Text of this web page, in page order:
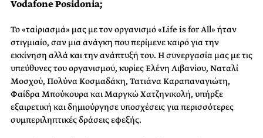
Vodafone Posidonia;
Το «ταίριασμά» μας με τον οργανισμό «Life is for All» ήταν
στιγμιαίο, σαν μια ανάγκη που περίμενε καιρό για την
εκκίνηση αλλά και την ανάπτυξή του. Η συνεργασία μας με τις
υπεύθυνες του οργανισμού, κυρίες Ελένη Λιβανίου, Ναταλί
Μοσχού, Πολύνα Κοσμαδάκη, Τατιάνα Καραπαναγιώτη,
Φαίδρα Μπούκουρα και Μαργκώ Χατζηνικολή, υπήρξε
εξαιρετική και δημιούργησε υποσχέσεις για περισσότερες
συμπεριληπτικές δράσεις εφεξής.